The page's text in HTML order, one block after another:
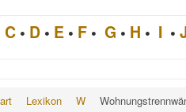
C • D • E • F • G • H • I •
Lexikon W